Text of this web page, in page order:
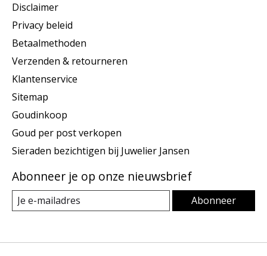
Disclaimer
Privacy beleid
Betaalmethoden
Verzenden & retourneren
Klantenservice
Sitemap
Goudinkoop
Goud per post verkopen
Sieraden bezichtigen bij Juwelier Jansen
Abonneer je op onze nieuwsbrief
Abonneer